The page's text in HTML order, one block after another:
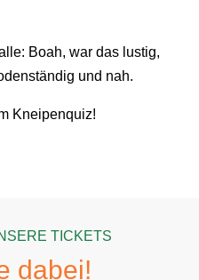
Boah, war das lustig,
und nah.
Kneipenquiz!
TICKETS
dabei!